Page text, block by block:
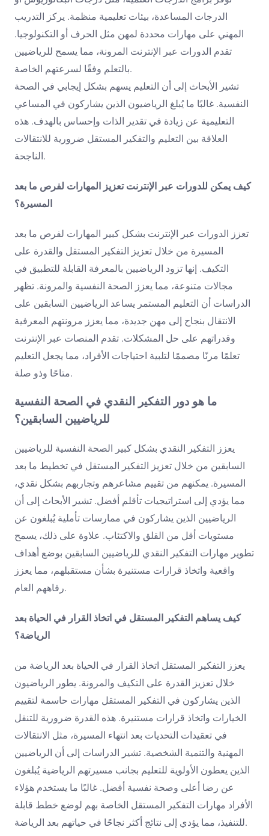
الدرجات المساعدة، بيئات تعليمية منظمة. يركز التدريب
المهني على مهارات محددة لمهن مثل الحرف أو التكنولوجيا.
تقدم الدورات عبر الإنترنت المرونة، مما يسمح للرياضيين
بالتعلم وفقًا لسرعتهم الخاصة.
تشير الأبحاث إلى أن التعليم يسهم بشكل إيجابي في الصحة
النفسية. غالبًا ما يُبلغ الرياضيون الذين يشاركون في المساعي
التعليمية عن زيادة في تقدير الذات وإحساس بالهدف. هذه
العلاقة بين التعليم والتفكير المستقل ضرورية للانتقالات
الناجحة.
كيف يمكن للدورات عبر الإنترنت تعزيز المهارات لفرص ما بعد
المسيرة؟
تعزز الدورات عبر الإنترنت بشكل كبير المهارات لفرص ما بعد
المسيرة من خلال تعزيز التفكير المستقل والقدرة على
التكيف. إنها تزود الرياضيين بالمعرفة القابلة للتطبيق في
مجالات متنوعة، مما يعزز الصحة النفسية والمرونة. تظهر
الدراسات أن التعليم المستمر يساعد الرياضيين السابقين على
الانتقال بنجاح إلى مهن جديدة، مما يعزز مرونتهم المعرفية
وقدراتهم على حل المشكلات. تقدم المنصات عبر الإنترنت
تعلمًا مرنًا مصممًا لتلبية احتياجات الأفراد، مما يجعل التعليم
متاحًا وذو صلة.
ما هو دور التفكير النقدي في الصحة النفسية
للرياضيين السابقين؟
يعزز التفكير النقدي بشكل كبير الصحة النفسية للرياضيين
السابقين من خلال تعزيز التفكير المستقل في تخطيط ما بعد
المسيرة. يمكنهم من تقييم مشاعرهم وتجاربهم بشكل نقدي،
مما يؤدي إلى استراتيجيات تأقلم أفضل. تشير الأبحاث إلى أن
الرياضيين الذين يشاركون في ممارسات تأملية يُبلغون عن
مستويات أقل من القلق والاكتئاب. علاوة على ذلك، يسمح
تطوير مهارات التفكير النقدي للرياضيين السابقين بوضع أهداف
واقعية واتخاذ قرارات مستنيرة بشأن مستقبلهم، مما يعزز
رفاههم العام.
كيف يساهم التفكير المستقل في اتخاذ القرار في الحياة بعد
الرياضة؟
يعزز التفكير المستقل اتخاذ القرار في الحياة بعد الرياضة من
خلال تعزيز القدرة على التكيف والمرونة. يطور الرياضيون
الذين يشاركون في التفكير المستقل مهارات حاسمة لتقييم
الخيارات واتخاذ قرارات مستنيرة. هذه القدرة ضرورية للتنقل
في تعقيدات التحديات بعد انتهاء المسيرة، مثل الانتقالات
المهنية والتنمية الشخصية. تشير الدراسات إلى أن الرياضيين
الذين يعطون الأولوية للتعليم بجانب مسيرتهم الرياضية يُبلغون
عن رضا أعلى وصحة نفسية أفضل. غالبًا ما يستخدم هؤلاء
الأفراد مهارات التفكير المستقل الخاصة بهم لوضع خطط قابلة
للتنفيذ، مما يؤدي إلى نتائج أكثر نجاحًا في حياتهم بعد الرياضة.